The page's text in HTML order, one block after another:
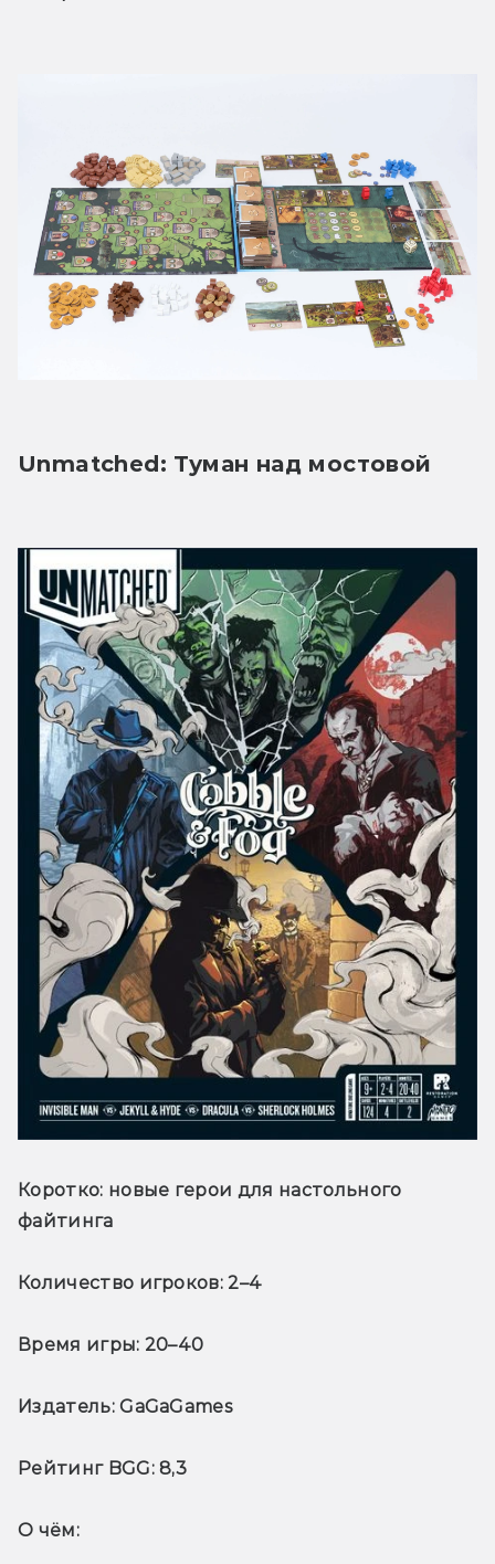
Unmatched: Туман над мостовой
Коротко: новые герои для настольного
файтинга
Количество игроков: 2–4
Время игры: 20–40
Издатель: GaGaGames
Рейтинг BGG: 8,3
О чём: